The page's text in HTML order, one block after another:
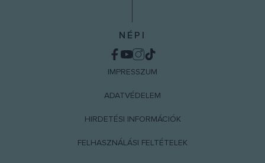
NÉPI
IMPRESSZUM
ADATVÉDELEM
HIRDETÉSI INFORMÁCIÓK
FELHASZNÁLÁSI FELTÉTELEK